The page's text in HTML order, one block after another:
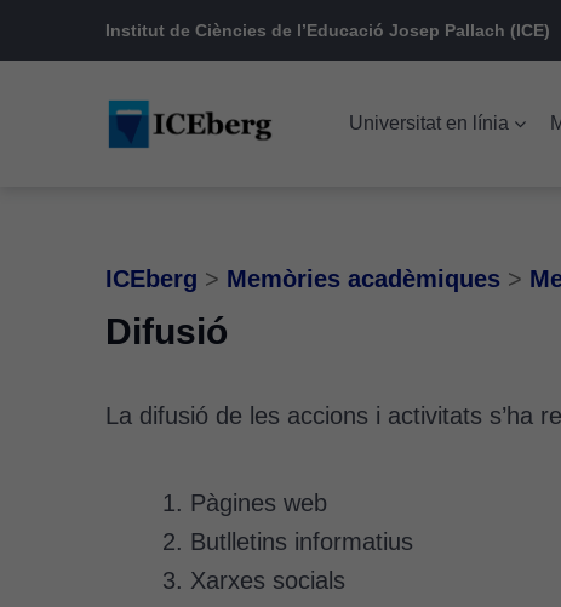
to
navigation
to
to
Institut de Ciències de l’Educació Josep Pallach (ICE)
Universitat en línia
ICEberg > Memòries acadèmiques >
Difusió
La difusió de les accions i activitats s’ha
Pàgines web
Butlletins informatius
Xarxes socials